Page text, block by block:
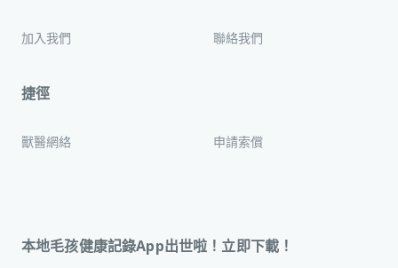
加入我們 聯絡我們
捷徑
獸醫網絡 申請索償
本地毛孩健康記錄App出世啦！立即下載！